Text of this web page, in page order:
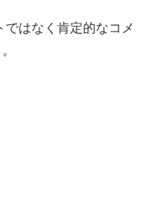
はなく肯定的なコメ